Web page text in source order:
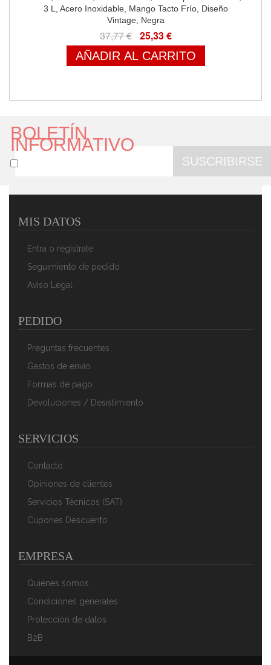
3 L, Acero Inoxidable, Mango Tacto Frío, Diseño
Vintage, Negra
37,77 € 25,33 €
AÑADIR AL CARRITO
3 L, Acero Inoxidable, Mango Tacto Frío, Diseño
Vintage, Roja
Moderno, Hervidor De Agua Acero Inoxidable,
BOLETÍN
INFORMATIVO
SUSCRIBIRSE
MIS DATOS
Entra o regístrate
Seguimiento de pedido
Aviso Legal
PEDIDO
Preguntas frecuentes
Gastos de envío
Formas de pago
Devoluciones / Desistimiento
SERVICIOS
Contacto
Opiniones de clientes
Servicios Técnicos (SAT)
Cupones Descuento
EMPRESA
Quiénes somos
Condiciones generales
Protección de datos
B2B